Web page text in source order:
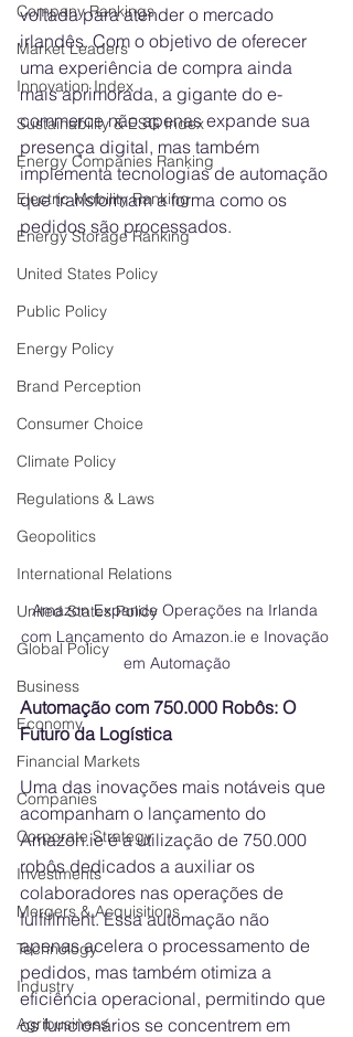
Company Rankings
Market Leaders
Innovation Index
Sustainability & ESG Index
Energy Companies Ranking
Electric Mobility Ranking
Energy Storage Ranking
United States Policy
Public Policy
Energy Policy
Brand Perception
Consumer Choice
Climate Policy
Regulations & Laws
Geopolitics
International Relations
United States Policy
Global Policy
Business
Economy
Financial Markets
Companies
Corporate Strategy
Investments
Mergers & Acquisitions
Technology
Industry
Agribusiness
voltada para atender o mercado
irlandês. Com o objetivo de oferecer
uma experiência de compra ainda
mais aprimorada, a gigante do e-
commerce não apenas expande sua
presença digital, mas também
implementa tecnologias de automação
que transformam a forma como os
pedidos são processados.
Amazon Expande Operações na Irlanda
com Lançamento do Amazon.ie e Inovação
em Automação
Automação com 750.000 Robôs: O
Futuro da Logística
Uma das inovações mais notáveis que
acompanham o lançamento do
Amazon.ie é a utilização de 750.000
robôs dedicados a auxiliar os
colaboradores nas operações de
fulfillment. Essa automação não
apenas acelera o processamento de
pedidos, mas também otimiza a
eficiência operacional, permitindo que
os funcionários se concentrem em